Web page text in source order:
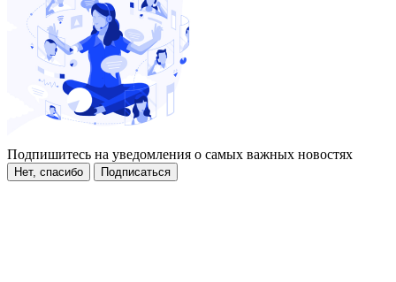
Подпишитесь на уведомления о самых важных новостях
Нет, спасибо Подписаться